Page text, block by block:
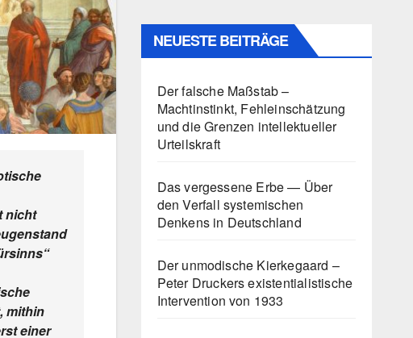
nicht
mithin
einer
NEUESTE BEITRÄGE
Der falsche Maßstab –
Machtinstinkt, Fehleinschätzung
und die Grenzen intellektueller
Urteilskraft
Das vergessene Erbe — Über
den Verfall systemischen
Denkens in Deutschland
Der unmodische Kierkegaard –
Peter Druckers existentialistische
Intervention von 1933